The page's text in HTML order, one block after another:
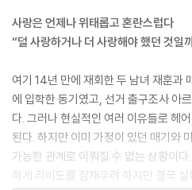
사랑은 언제나 위태롭고 혼란스럽다
“덜 사랑하거나 더 사랑해야 했던 것일
여기 14년 만에 재회한 두 남녀 재훈과
에 입학한 동기였고, 선거 출구조사 아
다. 그러나 현실적인 여러 이유들로 헤
된다. 하지만 이미 가정이 있던 매기와
가능한 관계로 이뤄질 수 없는 상황이
하게 리비도를 잠재우려 하지만 결국